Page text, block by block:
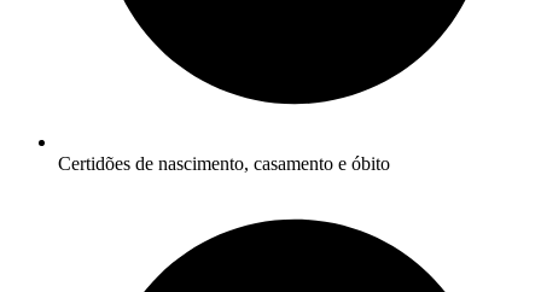
Certidões de nascimento, casamento e óbito